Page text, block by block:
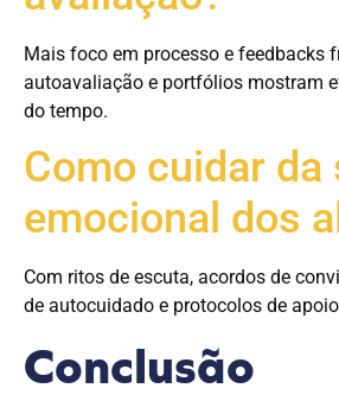
Mais foco em processo e feedbacks
autoavaliação e portfólios mostram
do tempo.
Como cuidar da
emocional dos
Com ritos de escuta, acordos de
de autocuidado e protocolos de
Conclusão